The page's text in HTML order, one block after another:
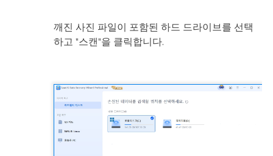
깨진 사진 파일이 포함된 하드 드라이브를 선택
하고 "스캔"을 클릭합니다.